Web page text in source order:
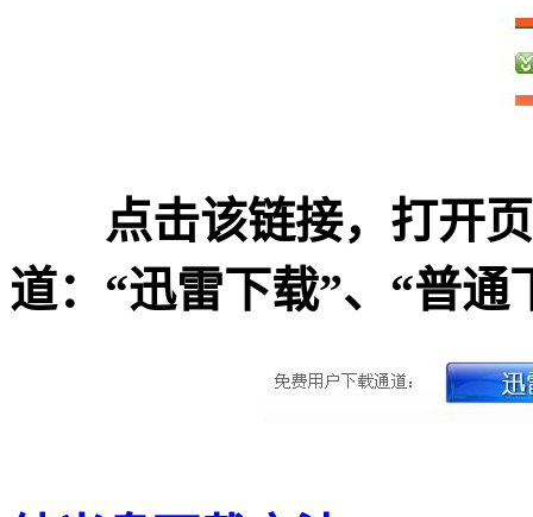
点击该链接，打开页
道：“迅雷下载”、“普